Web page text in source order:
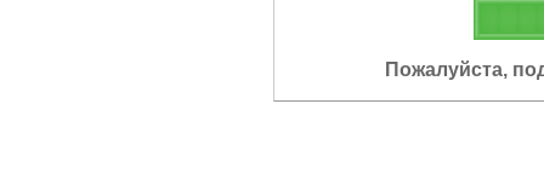
Пожалуйста,